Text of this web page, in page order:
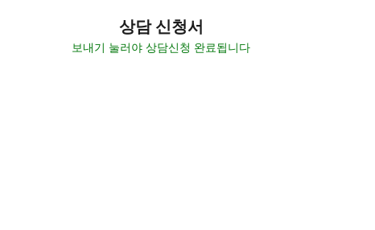
상담 신청서
보내기 눌러야 상담신청 완료됩니다